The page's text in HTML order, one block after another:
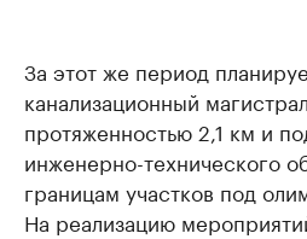
За этот же период
канализационный
протяженностью 2,1 км и
инженерно-технического
границам участков под
На реализацию